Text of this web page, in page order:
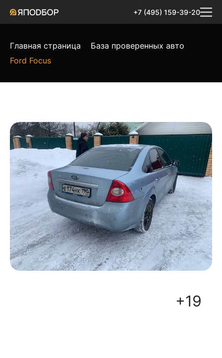
+7 (495) 159-39-20
Главная страница
База проверенных авто
Ford Focus
+19